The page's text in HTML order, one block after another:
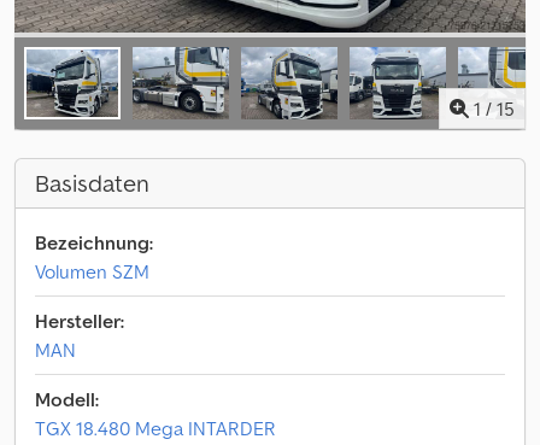
1 / 15
Basisdaten
Bezeichnung:
Volumen SZM
Hersteller:
MAN
Modell:
TGX 18.480 Mega INTARDER